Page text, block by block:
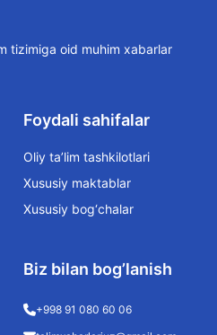
tizimiga oid muhim xabarlar
Foydali sahifalar
Oliy ta’lim tashkilotlari
Xususiy maktablar
Xususiy bog‘chalar
Biz bilan bog’lanish
+998 91 080 60 06